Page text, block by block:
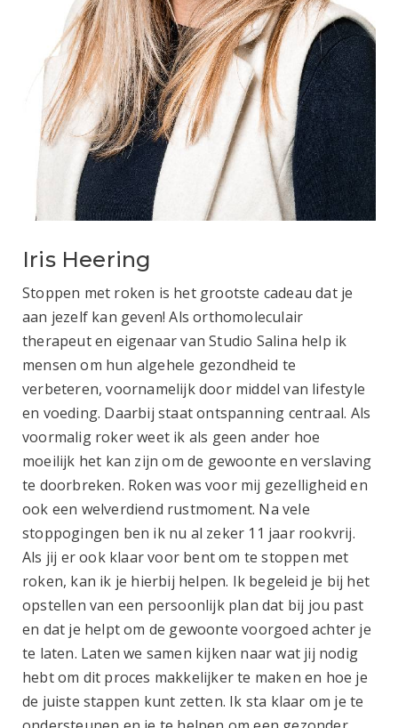
Iris Heering
Stoppen met roken is het grootste cadeau dat je
aan jezelf kan geven! Als orthomoleculair
therapeut en eigenaar van Studio Salina help ik
mensen om hun algehele gezondheid te
verbeteren, voornamelijk door middel van lifestyle
en voeding. Daarbij staat ontspanning centraal. Als
voormalig roker weet ik als geen ander hoe
moeilijk het kan zijn om de gewoonte en verslaving
te doorbreken. Roken was voor mij gezelligheid en
ook een welverdiend rustmoment. Na vele
stoppogingen ben ik nu al zeker 11 jaar rookvrij.
Als jij er ook klaar voor bent om te stoppen met
roken, kan ik je hierbij helpen. Ik begeleid je bij het
opstellen van een persoonlijk plan dat bij jou past
en dat je helpt om de gewoonte voorgoed achter je
te laten. Laten we samen kijken naar wat jij nodig
hebt om dit proces makkelijker te maken en hoe je
de juiste stappen kunt zetten. Ik sta klaar om je te